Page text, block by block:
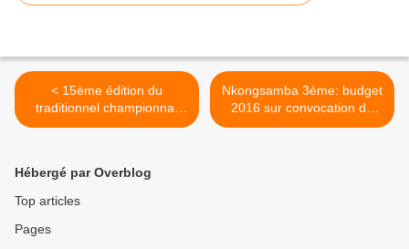
< 15ème édition du
traditionnel championnat
Inter-Batteries du RASS de
Nkongsamba 3ème: budget
2016 sur convocation du
Maire Dr Elise Henriette
Hébergé par Overblog
Top articles
Pages